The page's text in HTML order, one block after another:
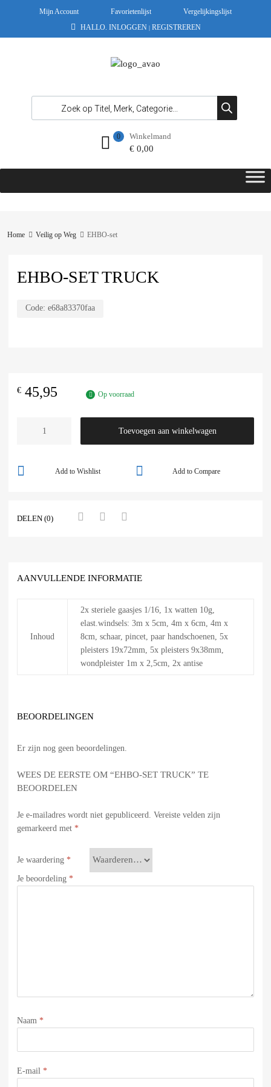
Mijn Account Favorietenlijst
Vergelijkingslijst
HALLO. INLOGGEN | REGISTREREN
Winkelmand
€0,00
0
Home Veilig op Weg EHBO-set
EHBO-SET TRUCK
Code: e68a83370faa
€ 45,95 Op voorraad
Toevoegen aan winkelwagen
Add to Compare
Add to Wishlist
DELEN (0)
AANVULLENDE INFORMATIE
Inhoud
2x steriele gaasjes 1/16, 1x watten 10g,
elast.windsels: 3m x 5cm, 4m x 6cm, 4m x
8cm, schaar, pincet, paar handschoenen, 5x
pleisters 19x72mm, 5x pleisters 9x38mm,
wondpleister 1m x 2,5cm, 2x antise
BEOORDELINGEN
Er zijn nog geen beoordelingen.
WEES DE EERSTE OM “EHBO-SET TRUCK” TE
BEOORDELEN
Je e-mailadres wordt niet gepubliceerd. Vereiste velden zijn
gemarkeerd met *
Je waardering *
Je beoordeling *
Naam *
E-mail *